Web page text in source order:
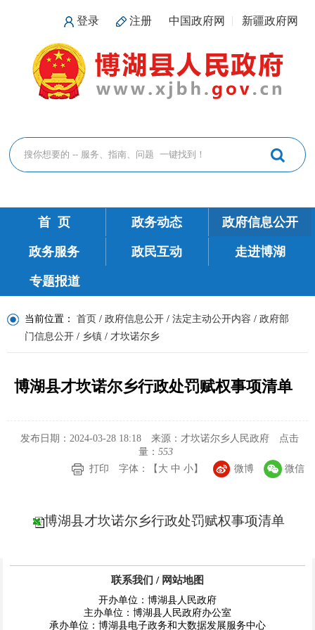
登录 注册 中国政府网 新疆政府网
首 页 政务动态 政府信息公开
政务服务 政民互动 走进博湖
专题报道
当前位置： 首页 / 政府信息公开 / 法定主动公开内容 / 政府部
门信息公开 / 乡镇 / 才坎诺尔乡
博湖县才坎诺尔乡行政处罚赋权事项清单
发布日期：2024-03-28 18:18 来源：才坎诺尔乡人民政府
点击
量： 553
打印
字体：【 大 中 小】 微博 微信
博湖县才坎诺尔乡行政处罚赋权事项清单
联系我们 / 网站地图
开办单位：博湖县人民政府
主办单位：博湖县人民政府办公室
承办单位：博湖县电子政务和大数据发展服务中心